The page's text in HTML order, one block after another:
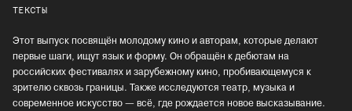
ТЕКСТЫ
Этот выпуск посвящён молодому кино и авторам, которые делают
первые шаги, ищут язык и форму. Он обращён к дебютам на
российских фестивалях и зарубежному кино, пробивающемуся к
зрителю сквозь границы. Также исследуются театр, музыка и
современное искусство — всё, где рождается новое высказывание.